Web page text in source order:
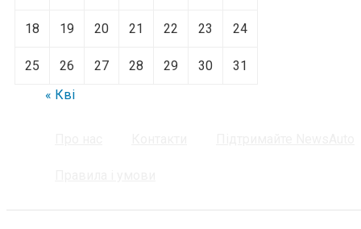
18 19 20 21 22 23 24
25 26 27 28 29 30
31
« Кві